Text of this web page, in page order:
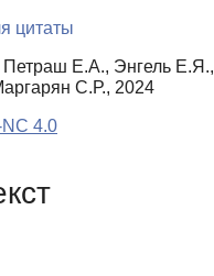
цитаты
Е.А., Энгель Е.Я.,
С.Р., 2024
4.0